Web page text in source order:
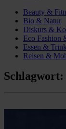
Beauty &
Bio & Natur
Diskurs &
Eco Fashion
Essen &
Reisen &
Schlagwort: